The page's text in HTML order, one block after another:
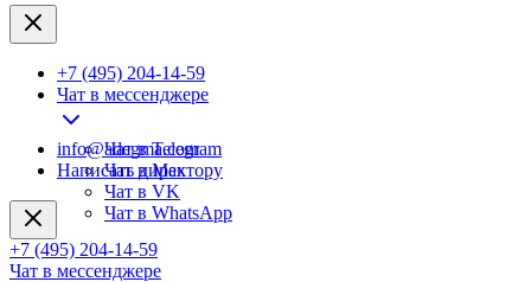
+7 (495) 204-14-59
Чат в мессенджере
Чат в Telegram
Чат в Max
Чат в VK
Чат в WhatsApp
info@adegma.com
Написать директору
+7 (495) 204-14-59
Чат в мессенджере